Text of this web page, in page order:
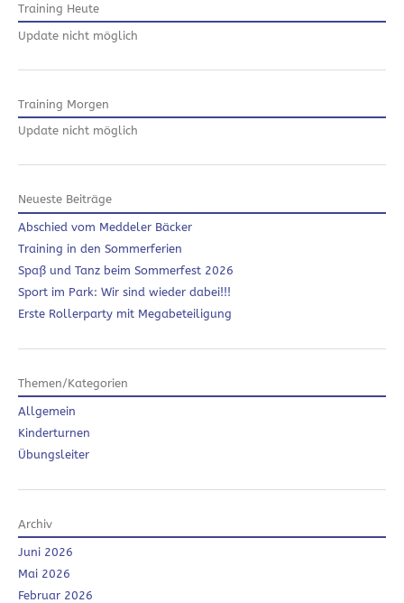
Training Heute
Update nicht möglich
Training Morgen
Update nicht möglich
Neueste Beiträge
Abschied vom Meddeler Bäcker
Training in den Sommerferien
Spaß und Tanz beim Sommerfest 2026
Sport im Park: Wir sind wieder dabei!!!
Erste Rollerparty mit Megabeteiligung
Themen/Kategorien
Allgemein
Kinderturnen
Übungsleiter
Archiv
Juni 2026
Mai 2026
Februar 2026